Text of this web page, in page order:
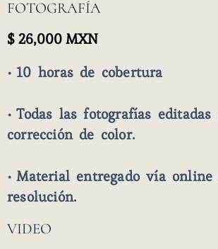
FOTOGRAFÍA
$ 26,000 MXN
• 10 horas de cobertura
•Todas las fotografías editadas
corrección de color.
•Material entregado vía
resolución.
VIDEO